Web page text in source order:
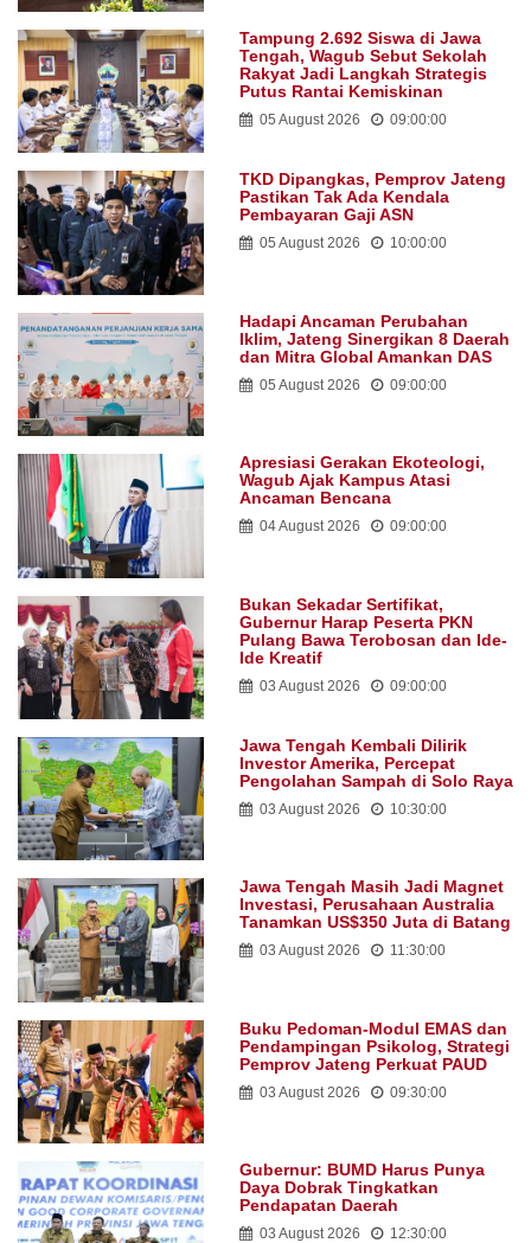
Tampung 2.692 Siswa di Jawa
Tengah, Wagub Sebut Sekolah
Rakyat Jadi Langkah Strategis
Putus Rantai Kemiskinan
05 August 2026 09:00:00
TKD Dipangkas, Pemprov Jateng
Pastikan Tak Ada Kendala
Pembayaran Gaji ASN
05 August 2026 10:00:00
Hadapi Ancaman Perubahan
Iklim, Jateng Sinergikan 8 Daerah
dan Mitra Global Amankan DAS
05 August 2026 09:00:00
Apresiasi Gerakan Ekoteologi,
Wagub Ajak Kampus Atasi
Ancaman Bencana
04 August 2026 09:00:00
Bukan Sekadar Sertifikat,
Gubernur Harap Peserta PKN
Pulang Bawa Terobosan dan Ide-
Ide Kreatif
03 August 2026 09:00:00
Jawa Tengah Kembali Dilirik
Investor Amerika, Percepat
Pengolahan Sampah di Solo Raya
03 August 2026 10:30:00
Jawa Tengah Masih Jadi Magnet
Investasi, Perusahaan Australia
Tanamkan US$350 Juta di Batang
03 August 2026 11:30:00
Buku Pedoman-Modul EMAS dan
Pendampingan Psikolog, Strategi
Pemprov Jateng Perkuat PAUD
03 August 2026 09:30:00
Gubernur: BUMD Harus Punya
Daya Dobrak Tingkatkan
Pendapatan Daerah
03 August 2026 12:30:00